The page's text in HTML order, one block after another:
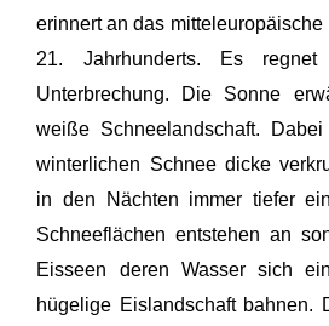
erinnert an das
21. Jahrhunderts. Es
Unterbrechung. Die Sonne
weiße Schneelandschaft.
winterlichen Schnee dicke
in den Nächten immer tiefer
Schneeflächen entstehen an
Eisseen deren Wasser sich
hügelige Eislandschaft bahnen.